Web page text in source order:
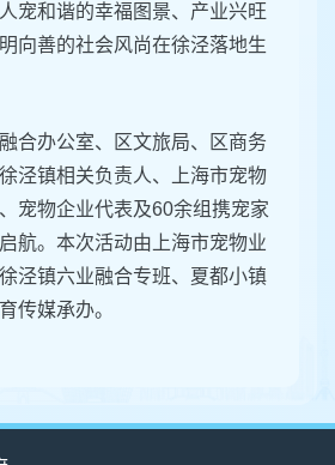
宠和谐的幸福图景、产业兴旺
向善的社会风尚在徐泾落地生
合办公室、区文旅局、区商务
泾镇相关负责人、上海市宠物
宠物企业代表及60余组携宠家
航。本次活动由上海市宠物业
泾镇六业融合专班、夏都小镇
传媒承办。